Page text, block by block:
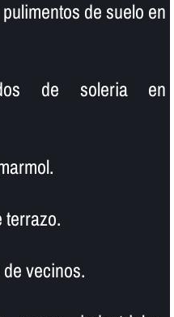
de suelo en
de soleria en
terrazo.
vecinos.